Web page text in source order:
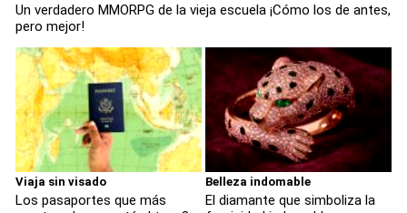
Un verdadero MMORPG de la vieja escuela ¡Cómo los de antes,
pero mejor!
Viaja sin visado
Los pasaportes que más
Belleza indomable
El diamante que simboliza la